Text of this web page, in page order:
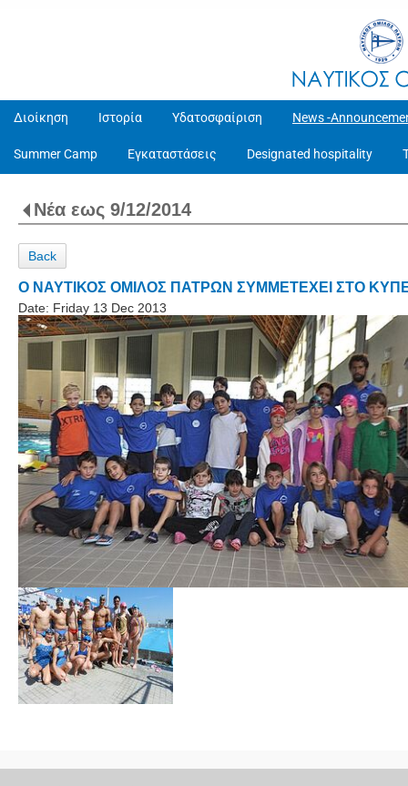
Διοίκηση Ιστορία Υδατοσφαίριση News -
Summer Camp Εγκαταστάσεις Designated hospitality
Νέα εως 9/12/2014
Back
Ο ΝΑΥΤΙΚΟΣ ΟΜΙΛΟΣ ΠΑΤΡΩΝ ΣΥΜΜΕΤΕΧΕΙ ΣΤΟ
Date: Friday 13 Dec 2013